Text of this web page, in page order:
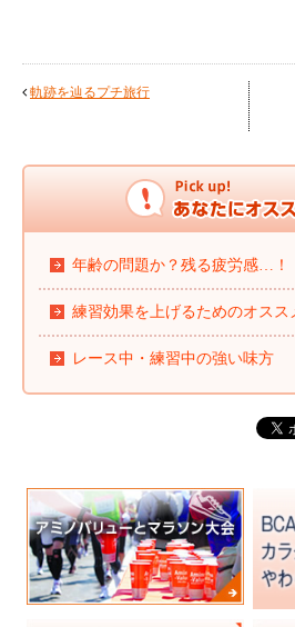
軌跡を辿るプチ旅行
年齢の問題か？残る疲労感…！
練習効果を上げるためのオスス
レース中・練習中の強い味方